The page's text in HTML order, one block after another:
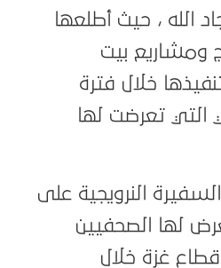
الله ، حيث أطلعها
ومشاريع بيت
خلال فترة
التي تعرضت لها
النرويجية على
لها الصحفيين
غزة خلال